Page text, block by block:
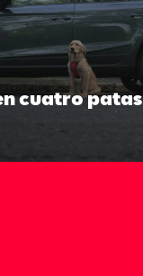
cuatro patas